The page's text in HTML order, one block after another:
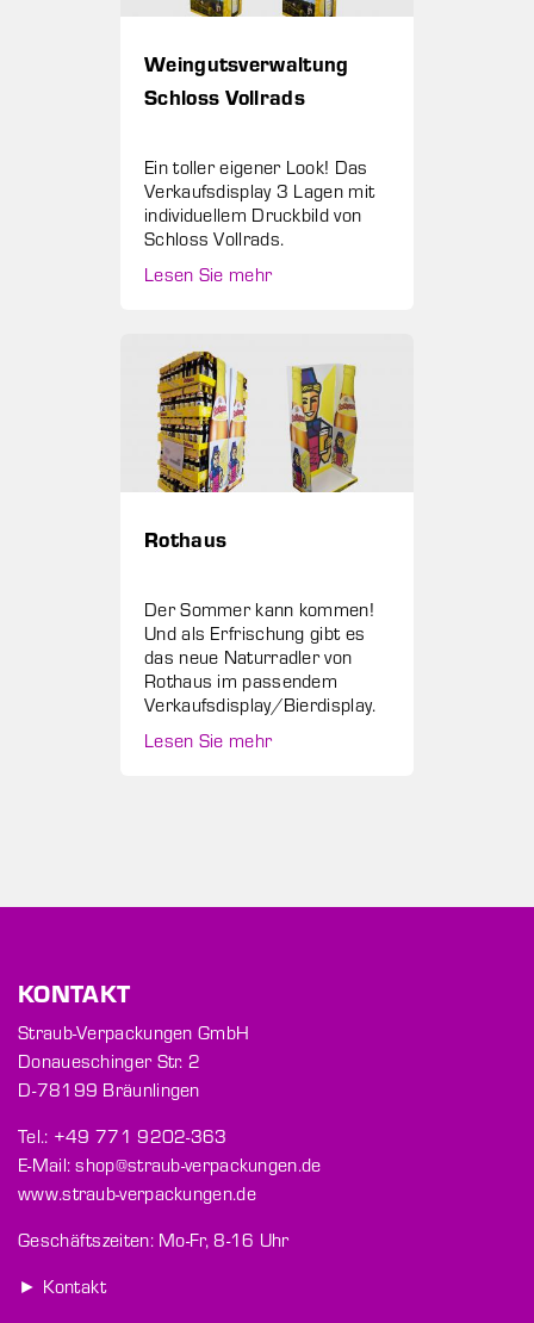
Weingutsverwaltung
Schloss Vollrads
Ein toller eigener Look! Das
Verkaufsdisplay 3 Lagen mit
individuellem Druckbild von
Schloss Vollrads.
Lesen Sie mehr
Rothaus
Der Sommer kann kommen!
Und als Erfrischung gibt es
das neue Naturradler von
Rothaus im passendem
Verkaufsdisplay/Bierdisplay.
Lesen Sie mehr
KONTAKT
Straub-Verpackungen GmbH
Donaueschinger Str. 2
D-78199 Bräunlingen
Tel.: +49 771 9202-363
E-Mail: shop@straub-verpackungen.de
www.straub-verpackungen.de
Geschäftszeiten: Mo-Fr, 8-16 Uhr
► Kontakt